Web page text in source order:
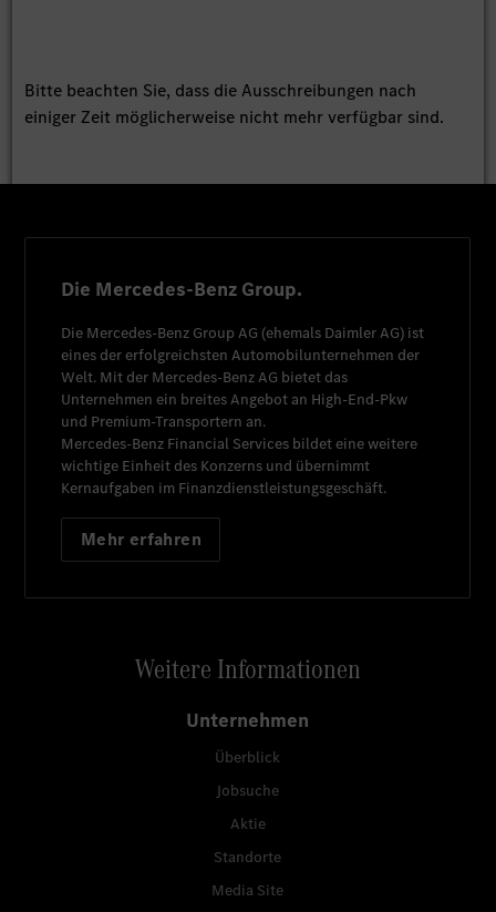
Bitte beachten Sie, dass die Ausschreibungen nach
einiger Zeit möglicherweise nicht mehr verfügbar sind.
Die Mercedes-Benz Group.
Die Mercedes-Benz Group AG (ehemals Daimler AG) ist
eines der erfolgreichsten Automobilunternehmen der
Welt. Mit der Mercedes-Benz AG bietet das
Unternehmen ein breites Angebot an High-End-Pkw
und Premium-Transportern an.
Mercedes-Benz Financial Services bildet eine weitere
wichtige Einheit des Konzerns und übernimmt
Kernaufgaben im Finanzdienstleistungsgeschäft.
Mehr erfahren
Weitere Informationen
Unternehmen
Überblick
Jobsuche
Aktie
Standorte
Media Site